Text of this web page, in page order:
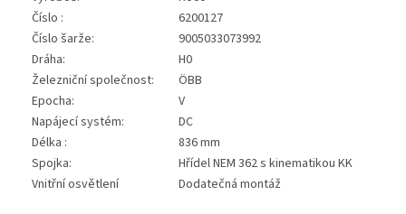
Číslo :
6200127
Číslo šarže:
9005033073992
Dráha:
H0
Železniční společnost:
ÖBB
Epocha:
V
Napájecí systém:
DC
Délka :
836 mm
Spojka:
Hřídel NEM 362 s kinematikou KK
Vnitřní osvětlení
Dodatečná montáž